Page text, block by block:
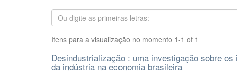
Itens para a visualização no momento 1-1 of 1
Desindustrialização : uma investigação sobre
da indústria na economia brasileira